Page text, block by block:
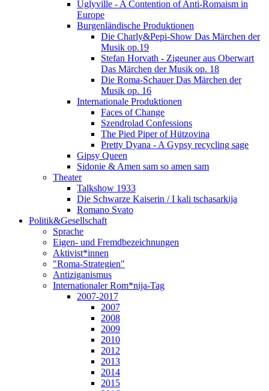
Uglyville - A Contention of Anti-Romaism in
Europe
Burgenländische Produktionen
Die Charly&Pepi-Show Das Märchen der
Musik op.19
Stefan Horvath - Zigeuner aus Oberwart
Das Märchen der Musik op. 18
Die Roma-Schauer Das Märchen der
Musik op. 16
Internationale Produktionen
Faces of Change
Szendrolad Confessions
The Pied Piper of Hützovina
Pretty Dyana - A Gypsy recycling sage
Gipsy Queen
Sidonie & Amen sam so amen sam
Theater
Talkshow 1933
Die Schwarze Kaiserin / I kali tschasarkija
Romano Svato
Politik&Gesellschaft
Sprache
Eigen- und Fremdbezeichnungen
Aktivist*innen
"Roma-Strategien"
Antiziganismus
Internationaler Rom*nija-Tag
2007-2017
2007
2008
2009
2010
2012
2013
2014
2015